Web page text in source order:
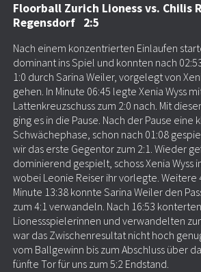
Floorball Zurich Lioness vs. Chilis
Regensdorf 2:5
Nach einem konzentrierten Einlaufen
dominant ins Spiel und konnten nach
1:0 durch Sarina Weiler, vorgelegt von
gehen. In Minute 06:45 legte Xenia Wyss
Lattenkreuzschuss zum 2:0 nach. Mit
ging es in die Pause. Nach der Pause eine
Schwächephase, schon nach 01:08
wir das erste Gegentor zum 2:1. Wieder
dominierend gespielt, schoss Xenia Wyss
wobei Leonie Reiser ihr vorlegte. Weitere
Minute 13:38 konnte Sarina Weiler den
zum 4:1 verwandeln. Nach 16:53
Lionessspielerinnen und verwandelten
war das Zwischenresultat nicht hoch
vom Ballgewinn bis zum Abschluss über
fünfte Tor für uns zum 5:2 Endstand.